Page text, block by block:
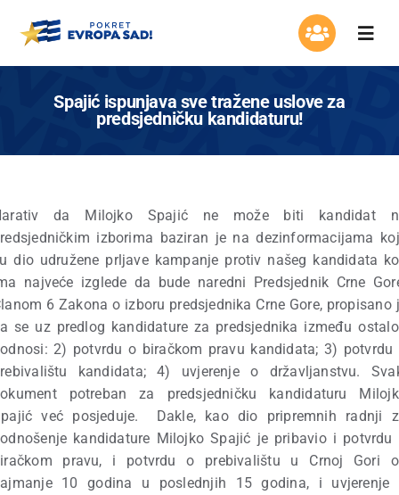
Asocijacija žena
Mladi Evrope
Kontakt
Spajić ispunjava sve tražene uslove za
predsjedničku kandidaturu!
da Milojko Spajić ne može biti kandidat
izborima baziran je na dezinformacijama
dio udružene prljave kampanje protiv našeg kandidata
najveće izglede da bude naredni Predsjednik Crne
6 Zakona o izboru predsjednika Crne Gore, propisano
se uz predlog kandidature za predsjednika između
2) potvrdu o biračkom pravu kandidata; 3) potvrdu
kandidata; 4) uvjerenje o državljanstvu.
potreban za predsjedničku kandidaturu
već posjeduje. Dakle, kao dio pripremnih radnji
kandidature Milojko Spajić je pribavio i potvrdu
pravu, i potvrdu o prebivalištu u Crnoj Gori
10 godina u poslednjih 15 godina, i uvjerenje